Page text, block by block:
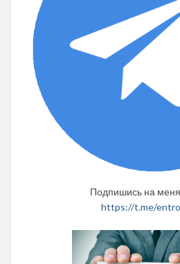
Подпишись на меня
https://t.me/